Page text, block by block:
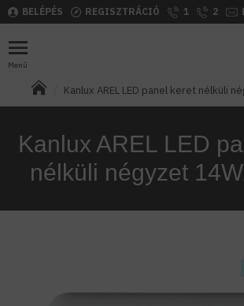
BELÉPÉS REGISZTRÁCIÓ 1 2
Kanlux AREL LED panel keret nélküli
Kanlux AREL LED
nélküli négyzet